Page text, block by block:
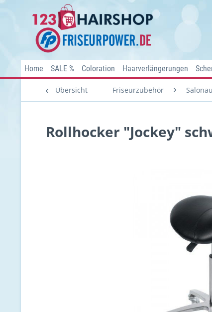
Home SALE % Coloration Haarverlängerungen
Übersicht Friseurzubehör
Rollhocker "Jockey"